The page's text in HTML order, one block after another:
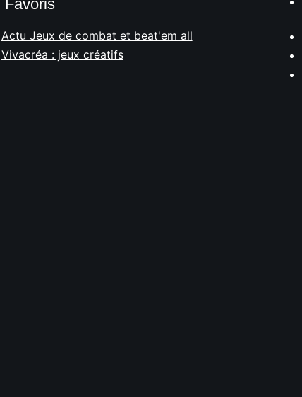
Favoris
Actu Jeux de combat et beat'em all
Vivacréa : jeux créatifs